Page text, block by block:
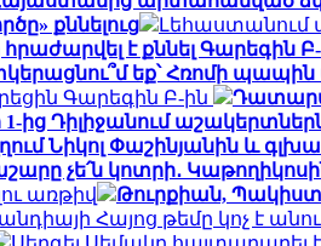
քննելուց
Լեհաստանում
է քննել Գարեգին
եք՝ Հռոմի
Գարեգին Բ-ին
ից Դիլիջանում
Նիկոլ Փաշինյանին և
չե՛ն կոտրի․
առթիվ
Թուրքիան,
Հայոց թեմը կոչ է